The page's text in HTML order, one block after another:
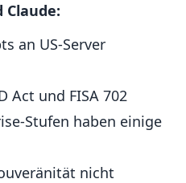
Claude:
an US-Server
Act und FISA 702
Stufen haben einige
nicht